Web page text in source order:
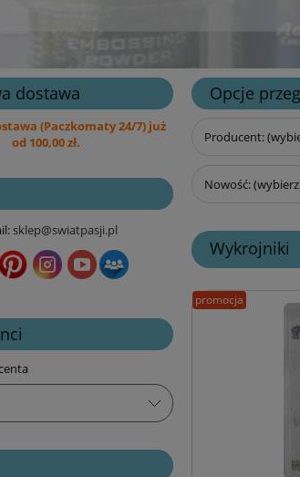
dostawa
(Paczkomaty 24/7) już
od 100,00 zł.
sklep@swiatpasji.pl
Opcje
Producent:
Nowość:
Wykrojniki
promocja